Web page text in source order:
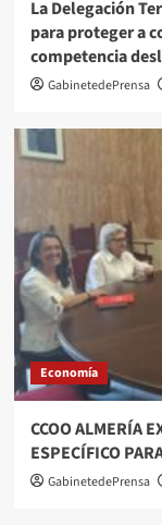
La Delegación
para proteger a
competencia
GabinetedePrensa
Economía
CCOO ALMERÍA
ESPECÍFICO
GabinetedePrensa